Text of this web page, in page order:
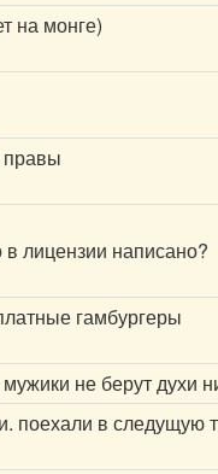
на монге)
в лицензии написано?
гамбургеры
не берут духи
поехали в следущую